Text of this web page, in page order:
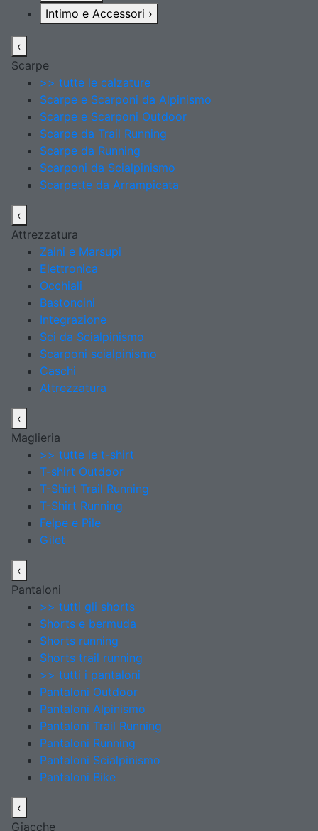
Intimo e Accessori ›
‹
Scarpe
>> tutte le calzature
Scarpe e Scarponi da Alpinismo
Scarpe e Scarponi Outdoor
Scarpe da Trail Running
Scarpe da Running
Scarponi da Scialpinismo
Scarpette da Arrampicata
‹
Attrezzatura
Zaini e Marsupi
Elettronica
Occhiali
Bastoncini
Integrazione
Sci da Scialpinismo
Scarponi scialpinismo
Caschi
Attrezzatura
‹
Maglieria
>> tutte le t-shirt
T-shirt Outdoor
T-Shirt Trail Running
T-Shirt Running
Felpe e Pile
Gilet
‹
Pantaloni
>> tutti gli shorts
Shorts e bermuda
Shorts running
Shorts trail running
>> tutti i pantaloni
Pantaloni Outdoor
Pantaloni Alpinismo
Pantaloni Trail Running
Pantaloni Running
Pantaloni Scialpinismo
Pantaloni Bike
‹
Giacche